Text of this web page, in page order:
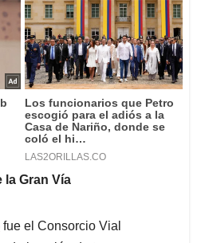
la Gran Vía
fue el Consorcio Vial